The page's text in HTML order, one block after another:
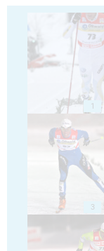
1
3